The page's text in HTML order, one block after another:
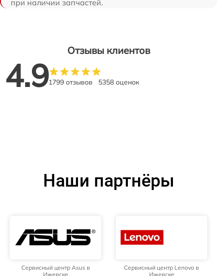
при наличии запчастей.
Отзывы клиентов
4.91799 отзывов 5358 оценок
Наши партнёры
Сервисный центр Asus в
Ижевске
Сервисный центр Lenovo в
Ижевске